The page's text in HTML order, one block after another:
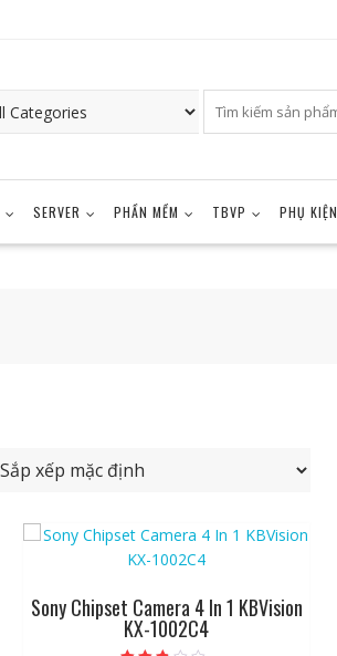
SERVER PHẦN MỀM TBVP PHỤ KIỆN
Sony Chipset Camera 4 In 1 KBVision
KX-1002C4